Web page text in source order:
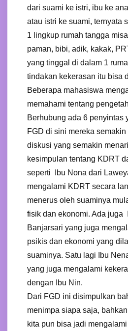
dari suami ke istri, ibu ke
atau istri ke suami, ternyata
1 lingkup rumah tangga
paman, bibi, adik, kakak,
yang tinggal di dalam 1
tindakan kekerasan itu bisa
Beberapa mahasiswa
memahami tentang
Berhubung ada 6 penyintas
FGD di sini mereka
diskusi yang semakin
kesimpulan tentang KDRT
seperti Ibu Nona dari
mengalami KDRT secara
menerus oleh suaminya
fisik dan ekonomi. Ada juga
Banjarsari yang juga
psikis dan ekonomi yang
suaminya. Satu lagi Ibu
yang juga mengalami
dengan Ibu Nin.
Dari FGD ini disimpulkan
menimpa siapa saja,
kita pun bisa jadi